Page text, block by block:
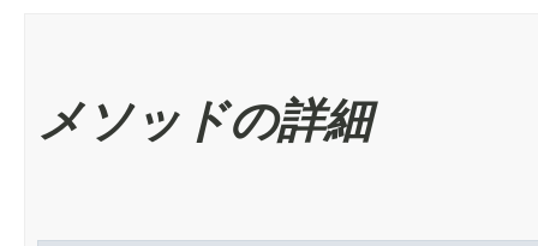
メソッドの詳細